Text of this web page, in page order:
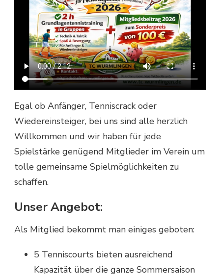
Egal ob Anfänger, Tenniscrack oder
Wiedereinsteiger, bei uns sind alle herzlich
Willkommen und wir haben für jede
Spielstärke genügend Mitglieder im Verein um
tolle gemeinsame Spielmöglichkeiten zu
schaffen.
Unser Angebot:
Als Mitglied bekommt man einiges geboten:
5 Tenniscourts bieten ausreichend
Kapazität über die ganze Sommersaison